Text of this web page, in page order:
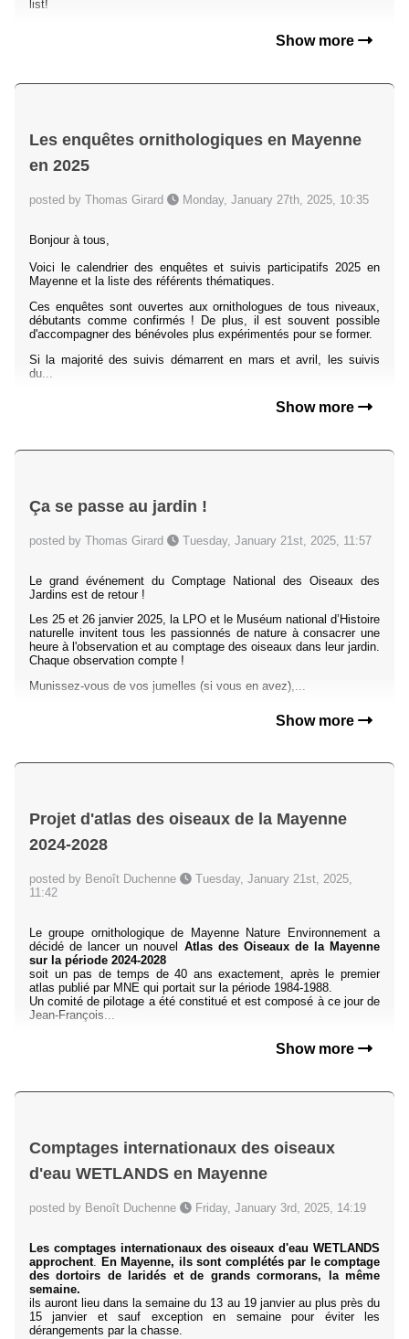
list!
Show more
Les enquêtes ornithologiques en Mayenne
en 2025
posted by Thomas Girard Monday, January 27th, 2025, 10:35
Bonjour à tous,
Voici le calendrier des enquêtes et suivis participatifs 2025 en
Mayenne et la liste des référents thématiques.
Ces enquêtes sont ouvertes aux ornithologues de tous niveaux,
débutants comme confirmés ! De plus, il est souvent possible
d'accompagner des bénévoles plus expérimentés pour se former.
Si la majorité des suivis démarrent en mars et avril, les suivis
du...
Show more
Ça se passe au jardin !
posted by Thomas Girard Tuesday, January 21st, 2025, 11:57
Le grand événement du Comptage National des Oiseaux des
Jardins est de retour !
Les 25 et 26 janvier 2025, la LPO et le Muséum national d’Histoire
naturelle invitent tous les passionnés de nature à consacrer une
heure à l'observation et au comptage des oiseaux dans leur jardin.
Chaque observation compte !
Munissez-vous de vos jumelles (si vous en avez),...
Show more
Projet d'atlas des oiseaux de la Mayenne
2024-2028
posted by Benoît Duchenne
Tuesday, January 21st, 2025,
11:42
Le groupe ornithologique de Mayenne Nature Environnement a
décidé de lancer un nouvel Atlas des Oiseaux de la Mayenne
sur la période 2024-2028
soit un pas de temps de 40 ans exactement, après le premier
atlas publié par MNE qui portait sur la période 1984-1988.
Un comité de pilotage a été constitué et est composé à ce jour de
Jean-François...
Show more
Comptages internationaux des oiseaux
d'eau WETLANDS en Mayenne
posted by Benoît Duchenne Friday, January 3rd, 2025, 14:19
Les comptages internationaux des oiseaux d'eau WETLANDS
approchent. En Mayenne, ils sont complétés par le comptage
des dortoirs de laridés et de grands cormorans, la même
semaine.
ils auront lieu dans la semaine du 13 au 19 janvier au plus près du
15 janvier et sauf exception en semaine pour éviter les
dérangements par la chasse.